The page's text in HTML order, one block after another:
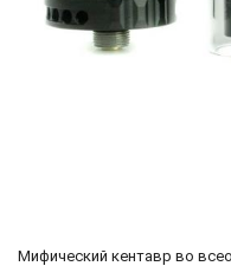
Мифический кентавр во